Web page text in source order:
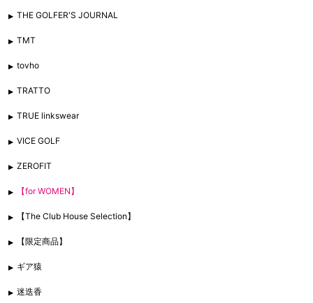
THE GOLFER'S JOURNAL
TMT
tovho
TRATTO
TRUE linkswear
VICE GOLF
ZEROFIT
【for WOMEN】
【The Club House Selection】
【限定商品】
ギア猿
迷迭香